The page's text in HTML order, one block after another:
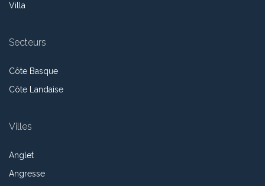
Villa
Secteurs
Côte Basque
Côte Landaise
Villes
Anglet
Angresse